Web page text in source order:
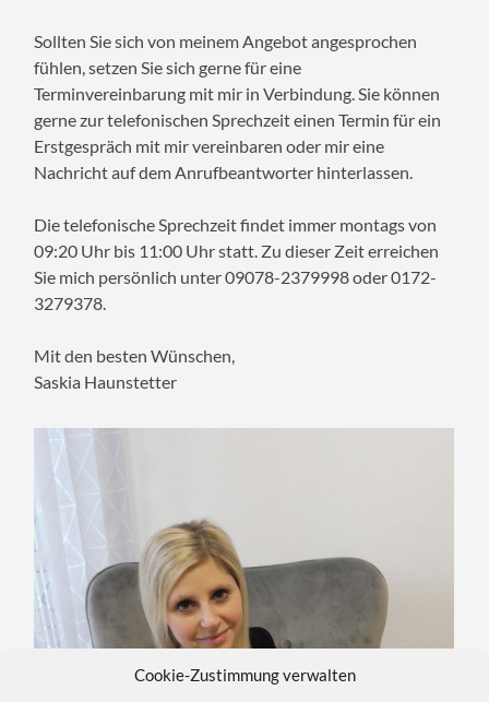
Cookie-Zustimmung verwalten
Sollten Sie sich von meinem Angebot angesprochen
fühlen, setzen Sie sich gerne für eine
Terminvereinbarung mit mir in Verbindung. Sie können
gerne zur telefonischen Sprechzeit einen Termin für ein
Erstgespräch mit mir vereinbaren oder mir eine
Nachricht auf dem Anrufbeantworter hinterlassen.
Die telefonische Sprechzeit findet immer montags von
09:20 Uhr bis 11:00 Uhr statt. Zu dieser Zeit erreichen
Sie mich persönlich unter 09078-2379998 oder 0172-
3279378.
Mit den besten Wünschen,
Saskia Haunstetter